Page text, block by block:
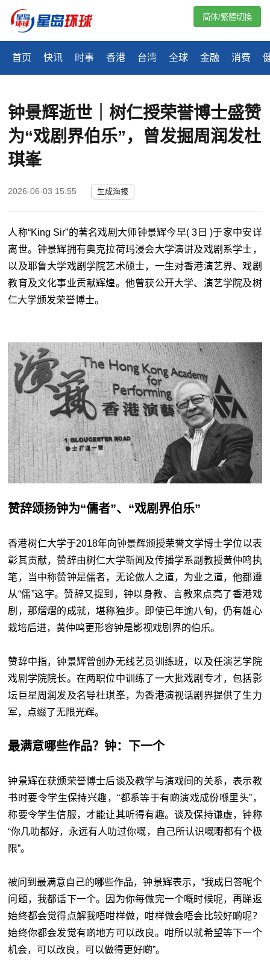
首页 快讯 时事 香港 台湾 全球 金融 消费
简体/繁體切換
钟景辉逝世｜树仁授荣誉博士盛赞
为“戏剧界伯乐”，曾发掘周润发杜
琪峯
2026-06-03 15:55 生成海报
人称“King Sir”的著名戏剧大师钟景辉今早( 3 日)于家中安详
离世。钟景辉拥有奥克拉荷玛浸会大学演讲及戏剧系学士，
以及耶鲁大学戏剧学院艺术硕士，一生对香港演艺界、戏剧
教育及文化事业贡献辉煌。他曾获公开大学、演艺学院及树
仁大学颁发荣誉博士。
赞辞颂扬钟为“儒者”、“戏剧界伯乐”
香港树仁大学于2018年向钟景辉颁授荣誉文学博士学位以表
彰其贡献，赞辞由树仁大学新闻及传播学系副教授黄仲鸣执
笔，当中称赞钟是儒者，无论做人之道，为业之道，他都遵
从“儒”这字。赞辞又提到，钟以身教、言教来点亮了香港戏
剧，那熠熠的成就，堪称独步。即使已年逾八旬，仍有雄心
栽培后进，黄仲鸣更形容钟是影视戏剧界的伯乐。
赞辞中指，钟景辉曾创办无线艺员训练班，以及任演艺学院
戏剧学院院长。在两职位中训练了一大批戏剧专才，包括影
坛巨星周润发及名导杜琪峯，为香港演视话剧界提供了生力
军，点缀了无限光辉。
最满意哪些作品？钟：下一个
钟景辉在获颁荣誉博士后谈及教学与演戏间的关系，表示教
书时要令学生保持兴趣，“都系等于有啲演戏成份喺里头”，
称要令学生信服，才能让其听得有趣。谈及保持谦虚，钟称
“你几叻都好，永远有人叻过你嘅，自己所认识嘅嘢都有个极
限”。
被问到最满意自己的哪些作品，钟景辉表示，“我成日答呢个
问题，我都话下一个。因为你每做完一个嘅时候呢，再睇返
始终都会觉得点解我唔咁样做，咁样做会唔会比较好啲呢？
始终你都会发觉有啲地方可以改良。咁所以就希望等下一个
机会，可以改良，可以做得更好啲”。